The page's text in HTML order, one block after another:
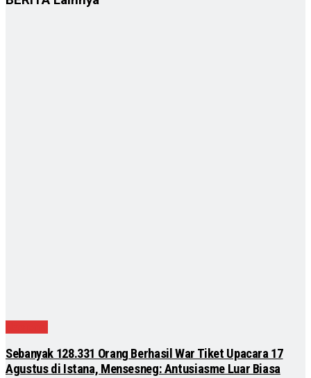
Sebanyak 128.331 Orang Berhasil War Tiket Upacara 17
Agustus di Istana, Mensesneg: Antusiasme Luar Biasa